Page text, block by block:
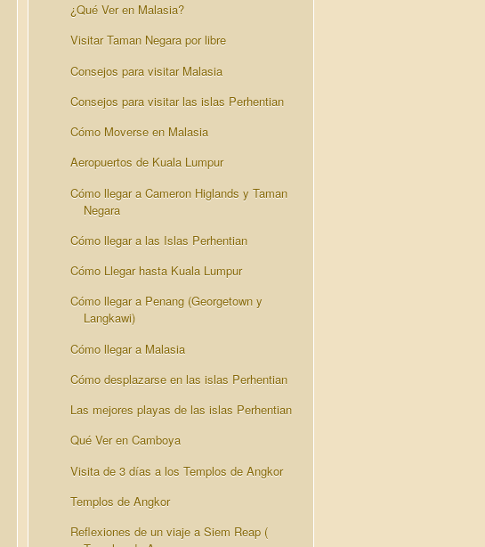
¿Qué Ver en Malasia?
Visitar Taman Negara por libre
Consejos para visitar Malasia
Consejos para visitar las islas Perhentian
Cómo Moverse en Malasia
Aeropuertos de Kuala Lumpur
Cómo llegar a Cameron Higlands y Taman
Negara
Cómo llegar a las Islas Perhentian
Cómo Llegar hasta Kuala Lumpur
Cómo llegar a Penang (Georgetown y
Langkawi)
Cómo llegar a Malasia
Cómo desplazarse en las islas Perhentian
Las mejores playas de las islas Perhentian
Qué Ver en Camboya
Visita de 3 días a los Templos de Angkor
Templos de Angkor
Reflexiones de un viaje a Siem Reap (